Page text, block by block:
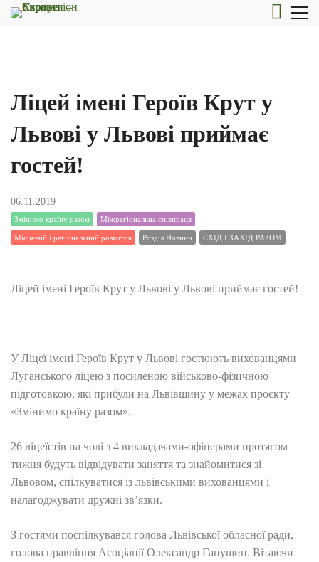
Ліцей імені Героїв Крут у
Львові у Львові приймає
гостей!
06.11.2019
Змінимо країну разом Міжрегіональна співпраця
Місцевий і регіональний розвиток Розділ Новини СХІД І ЗАХІД РАЗОМ
Ліцей імені Героїв Крут у Львові у Львові приймає гостей!
У Ліцеї імені Героїв Крут у Львові гостюють вихованцями
Луганського ліцею з посиленою військово-фізичною
підготовкою, які прибули на Львівщину у межах проєкту
«Змінимо країну разом».
26 ліцеїстів на чолі з 4 викладачами-офіцерами протягом
тижня будуть відвідувати заняття та знайомитися зі
Львовом, спілкуватися із львівськими вихованцями і
налагоджувати дружні зв’язки.
З гостями поспілкувався голова Львівської обласної ради,
голова правління Асоціації Олександр Ганущин. Вітаючи